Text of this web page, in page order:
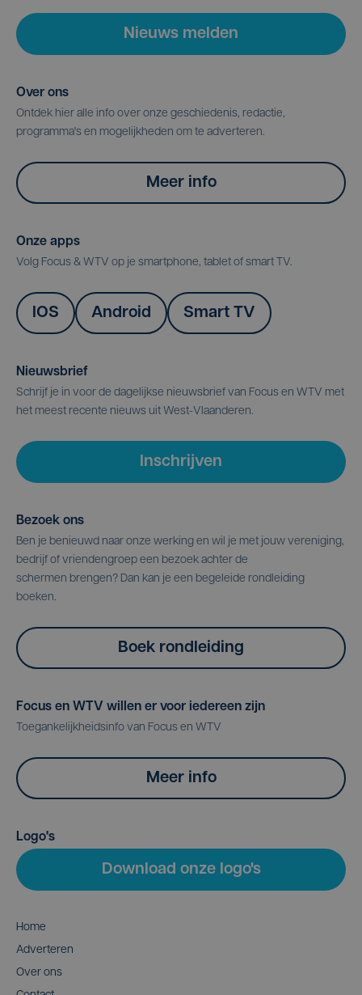
Nieuws melden
Over ons
Ontdek hier alle info over onze geschiedenis, redactie,
programma's en mogelijkheden om te adverteren.
Meer info
Onze apps
Volg Focus & WTV op je smartphone, tablet of smart TV.
IOS Android Smart TV
Nieuwsbrief
Schrijf je in voor de dagelijkse nieuwsbrief van Focus en WTV met
het meest recente nieuws uit West-Vlaanderen.
Inschrijven
Bezoek ons
Ben je benieuwd naar onze werking en wil je met jouw vereniging,
bedrijf of vriendengroep een bezoek achter de
schermen brengen? Dan kan je een begeleide rondleiding
boeken.
Boek rondleiding
Focus en WTV willen er voor iedereen zijn
Toegankelijkheidsinfo van Focus en WTV
Meer info
Logo's
Download onze logo's
Home
Adverteren
Over ons